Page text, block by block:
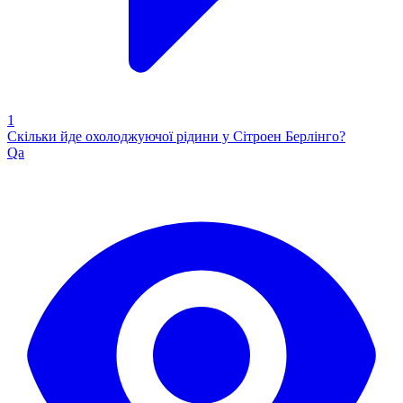
1
Скільки йде охолоджуючої рідини у Сітроен Берлінго?
Qa